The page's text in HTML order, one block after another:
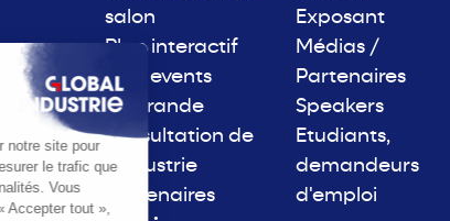
salon
Plan interactif
Side events
La grande
consultation de
l'Industrie
Partenaires
Exposant
Médias /
Partenaires
Speakers
Etudiants,
demandeurs
d'emploi